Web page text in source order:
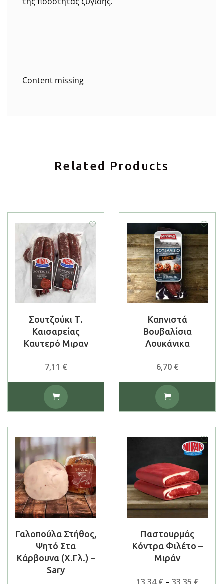
Content missing
Related Products
Σουτζούκι Τ.
Καισαρείας
Καυτερό Μιραν
7,11 €
Καπνιστά
Βουβαλίσια
Λουκάνικα
6,70 €
Γαλοπούλα Στήθος,
Ψητό Στα
Κάρβουνα (χ.γλ.) –
Sary
Παστουρμάς
Κόντρα Φιλέτο –
Μιράν
13,34€ – 33,35 €Price